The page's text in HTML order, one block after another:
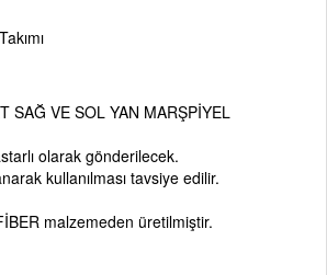
SAĞ VE SOL YAN MARŞPİYEL
olarak gönderilecek.
kullanılması tavsiye edilir.
malzemeden üretilmiştir.